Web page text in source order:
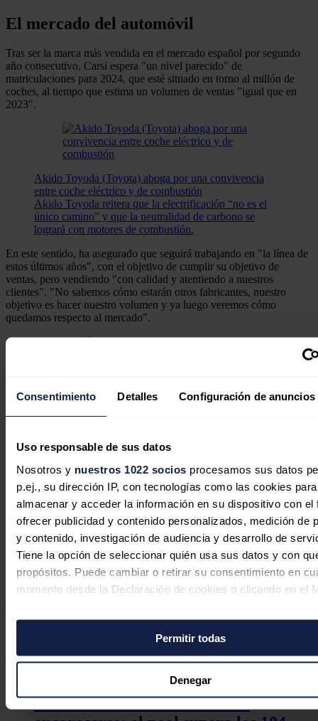
Consentimiento Detalles Configuración de anuncios
Uso responsable de sus datos
Nosotros y nuestros 1022 socios procesamos sus datos
p.ej., su dirección IP, con tecnologías como las cookies para
almacenar y acceder la información en su dispositivo con el
ofrecer publicidad y contenido personalizados, medición de
y contenido, investigación de audiencia y desarrollo de
Tiene la opción de seleccionar quién usa sus datos y con
propósitos. Puede cambiar o retirar su consentimiento en
momento desde la Declaración de cookies o clicando en el
Si lo permite, también quisiéramos:
Recopilar información sobre su ubicación geográfica
puede tener una precisión de varios metros
Identificar su dispositivo analizándolo activamente
características específicas (huellas digitales)
Permitir todas
Denegar
El mercado del automóvil
Tras ser la marca más vendida en el mercado español por segundo
año consecutivo, Carsi espera "un nivel parecido" de
matriculaciones para 2024, que esté situado en torno al millón de
coches, al tiempo que estima un volumen de ventas "igual que en
2023".
Akido Toyoda (Toyota) aboga por una convivencia
entre coche eléctrico y de combustión
Akido Toyoda reitera que la electrificación “no es el
único camino” y que la neutralidad de carbono se
logrará con motores de combustión.
En este sentido, ha asegurado que seguirá trabajando en "la línea de
estos últimos años", con el objetivo de cumplir su objetivo de
ventas, pero vendiendo "con calidad y atentiendo a nuestros
clientes". "No sabemos cómo estarán otros fabricantes, nuestro
objetivo es hacer nuestro volumen y ya luego veremos cómo
quedamos respecto al mercado".
Sobre las tecnologías que fomentan en España, Carsi ha destacado
Así, las producciones de vehículos con enchufe de Toyota están
yendo a otros mercados que los demandan, como
poder, en función de la demanda iremos basculando la producción
de un país a otro", ha indicado Carsi.
Noticias relacionadas
El mercado eléctrico vuelve a